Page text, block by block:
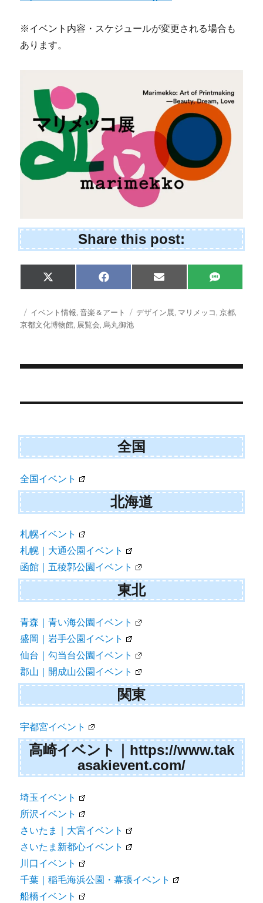
※イベント内容・スケジュールが変更される場合も
あります。
Share this post:
Share
on
X
(
w
t
)
Share
on
F
a
e
o
Share
on
E
m
Share
on
S
M
投
稿
カ
テ
イベント情報,音楽＆アート
タ
デザイン展, マリメッコ,京都,
京都文化博物館, 展覧会, 烏丸御池
稿
ナ
ビ
ゲ
ー
シ
ョ
ン
全国
全国イベント
北海道
札幌イベント
札幌｜大通公園イベント
函館｜五稜郭公園イベント
東北
青森｜青い海公園イベント
盛岡｜岩手公園イベント
仙台｜勾当台公園イベント
郡山｜開成山公園イベント
関東
宇都宮イベント
高崎イベント｜https://www.tak
asakievent.com/
埼玉イベント
所沢イベント
さいたま｜大宮イベント
さいたま新都心イベント
川口イベント
千葉｜稲毛海浜公園・幕張イベント
船橋イベント